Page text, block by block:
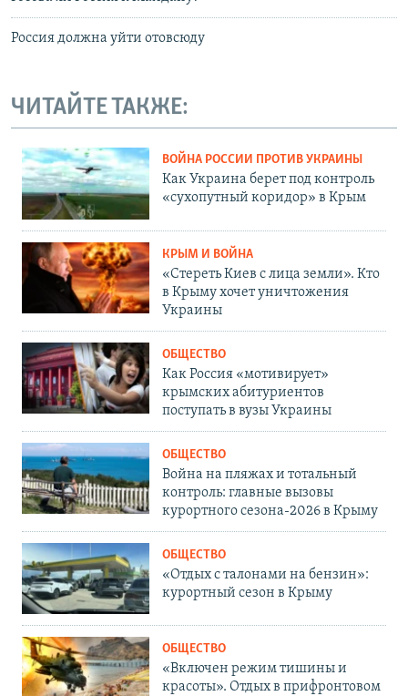
Россия должна уйти отовсюду
ЧИТАЙТЕ ТАКЖЕ:
ВОЙНА РОССИИ ПРОТИВ УКРАИНЫ
Как Украина берет под контроль
«сухопутный коридор» в Крым
КРЫМ И ВОЙНА
«Стереть Киев с лица земли». Кто
в Крыму хочет уничтожения
Украины
ОБЩЕСТВО
Как Россия «мотивирует»
крымских абитуриентов
поступать в вузы Украины
ОБЩЕСТВО
Война на пляжах и тотальный
контроль: главные вызовы
курортного сезона-2026 в Крыму
ОБЩЕСТВО
«Отдых с талонами на бензин»:
курортный сезон в Крыму
ОБЩЕСТВО
«Включен режим тишины и
красоты». Отдых в прифронтовом